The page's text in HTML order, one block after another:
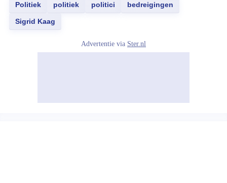
Politiek
politiek politici bedreigingen
Sigrid Kaag
Advertentie via Ster.nl